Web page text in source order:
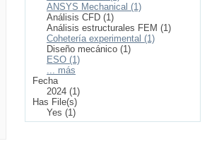
ANSYS Mechanical (1)
Análisis CFD (1)
Análisis estructurales FEM (1)
Cohetería experimental (1)
Diseño mecánico (1)
ESO (1)
... más
Fecha
2024 (1)
Has File(s)
Yes (1)